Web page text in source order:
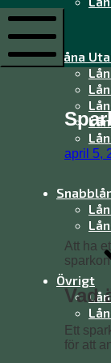
Låna
Övrigt
15
utan
UC
Mobile
april 5,
Att ha
Vad
Ett
för att